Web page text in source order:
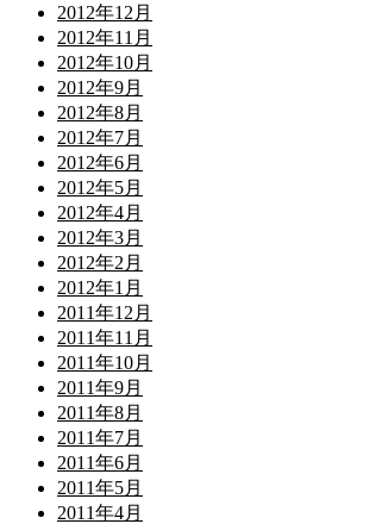
2012年12月
2012年11月
2012年10月
2012年9月
2012年8月
2012年7月
2012年6月
2012年5月
2012年4月
2012年3月
2012年2月
2012年1月
2011年12月
2011年11月
2011年10月
2011年9月
2011年8月
2011年7月
2011年6月
2011年5月
2011年4月